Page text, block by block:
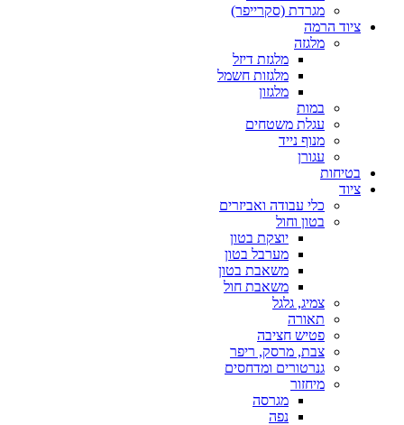
מגרדת (סקרייפר)
ציוד הרמה
מלגזה
מלגזת דיזל
מלגזות חשמל
מלגזון
במות
עגלת משטחים
מנוף נייד
עגורן
בטיחות
ציוד
כלי עבודה ואביזרים
בטון וחול
יוצקת בטון
מערבל בטון
משאבת בטון
משאבת חול
צמיג, גלגל
תאורה
פטיש חציבה
צבת, מרסק, ריפר
גנרטורים ומדחסים
מיחזור
מגרסה
נפה